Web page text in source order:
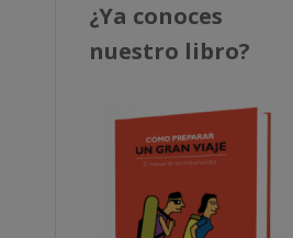
¿Ya conoces
nuestro libro?